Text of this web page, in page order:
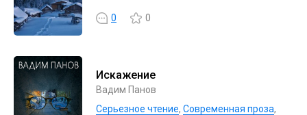
0 0
Искажение
Вадим Панов
Серьезное чтение, Современная проза,